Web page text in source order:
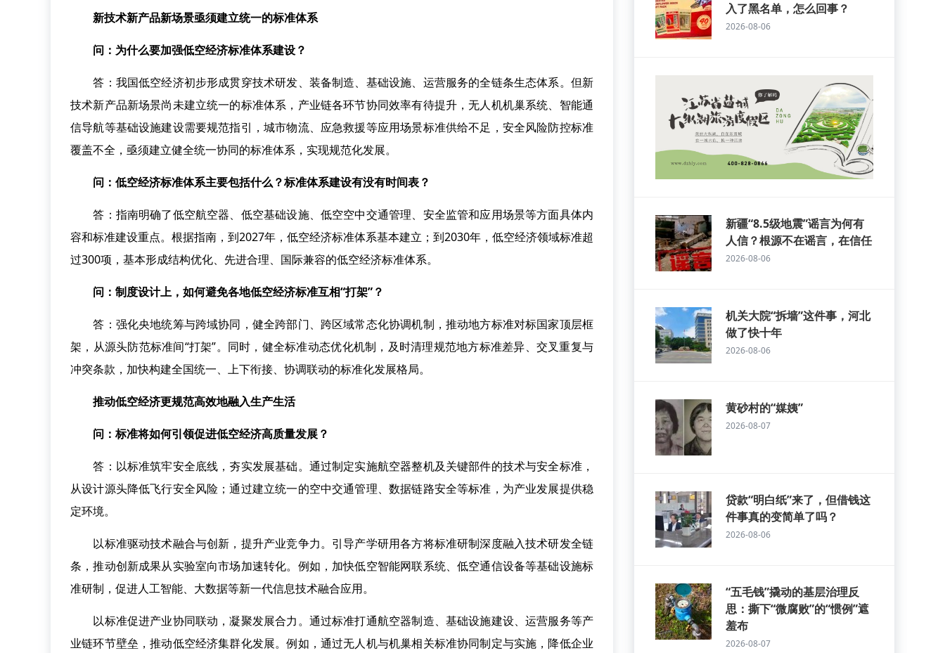
新技术新产品新场景亟须建立统一的标准体系
问：为什么要加强低空经济标准体系建设？
答：我国低空经济初步形成贯穿技术研发、装备制造、基础设施、运营服务的全链条生态体系。但新
技术新产品新场景尚未建立统一的标准体系，产业链各环节协同效率有待提升，无人机机巢系统、智能通
信导航等基础设施建设需要规范指引，城市物流、应急救援等应用场景标准供给不足，安全风险防控标准
覆盖不全，亟须建立健全统一协同的标准体系，实现规范化发展。
问：低空经济标准体系主要包括什么？标准体系建设有没有时间表？
答：指南明确了低空航空器、低空基础设施、低空空中交通管理、安全监管和应用场景等方面具体内
容和标准建设重点。根据指南，到2027年，低空经济标准体系基本建立；到2030年，低空经济领域标准超
过300项，基本形成结构优化、先进合理、国际兼容的低空经济标准体系。
问：制度设计上，如何避免各地低空经济标准互相“打架”？
答：强化央地统筹与跨域协同，健全跨部门、跨区域常态化协调机制，推动地方标准对标国家顶层框
架，从源头防范标准间“打架”。同时，健全标准动态优化机制，及时清理规范地方标准差异、交叉重复与
冲突条款，加快构建全国统一、上下衔接、协调联动的标准化发展格局。
推动低空经济更规范高效地融入生产生活
问：标准将如何引领促进低空经济高质量发展？
答：以标准筑牢安全底线，夯实发展基础。通过制定实施航空器整机及关键部件的技术与安全标准，
从设计源头降低飞行安全风险；通过建立统一的空中交通管理、数据链路安全等标准，为产业发展提供稳
定环境。
以标准驱动技术融合与创新，提升产业竞争力。引导产学研用各方将标准研制深度融入技术研发全链
条，推动创新成果从实验室向市场加速转化。例如，加快低空智能网联系统、低空通信设备等基础设施标
准研制，促进人工智能、大数据等新一代信息技术融合应用。
以标准促进产业协同联动，凝聚发展合力。通过标准打通航空器制造、基础设施建设、运营服务等产
业链环节壁垒，推动低空经济集群化发展。例如，通过无人机与机巢相关标准协同制定与实施，降低企业
入了黑名单，怎么回事？
2026-08-06
新疆“8.5级地震”谣言为何有
人信？根源不在谣言，在信任
2026-08-06
机关大院“拆墙”这件事，河北
做了快十年
2026-08-06
黄砂村的“媒姨”
2026-08-07
贷款“明白纸”来了，但借钱这
件事真的变简单了吗？
2026-08-06
“五毛钱”撬动的基层治理反
思：撕下“微腐败”的“惯例”遮
羞布
2026-08-07